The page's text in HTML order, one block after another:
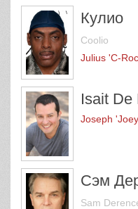
Кулио
Coolio
Julius 'C-
Isait De
Joseph
Сэм
Sam